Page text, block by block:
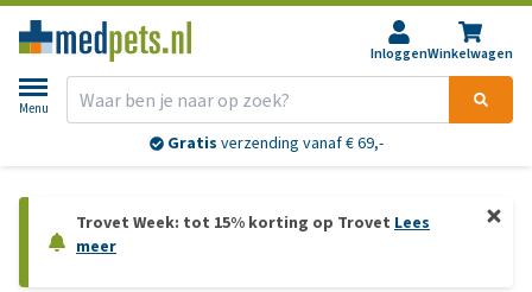
InloggenWinkelwagen
Menu
Gratis verzending vanaf € 69,-
Trovet Week: tot 15% korting op Trovet Lees
meer